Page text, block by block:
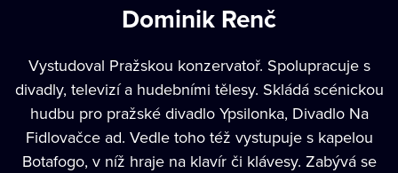
Dominik Renč
Vystudoval Pražskou konzervatoř. Spolupracuje s
divadly, televizí a hudebními tělesy. Skládá scénickou
hudbu pro pražské divadlo Ypsilonka, Divadlo Na
Fidlovačce ad. Vedle toho též vystupuje s kapelou
Botafogo, v níž hraje na klavír či klávesy. Zabývá se